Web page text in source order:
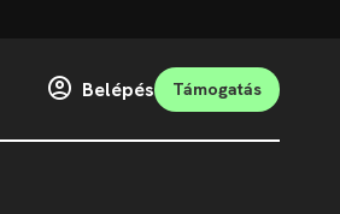
Belépés Támogatás